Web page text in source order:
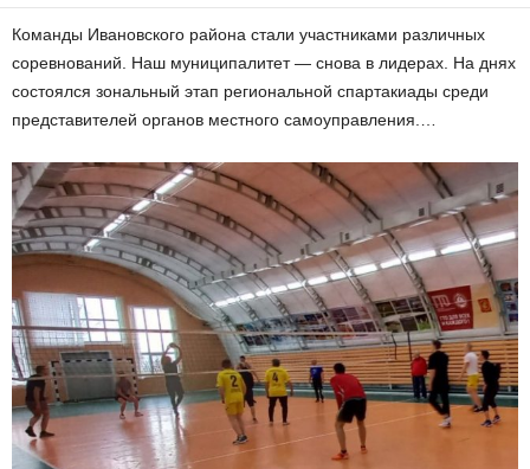
Команды Ивановского района стали участниками различных
соревнований. Наш муниципалитет — снова в лидерах. На днях
состоялся зональный этап региональной спартакиады среди
представителей органов местного самоуправления.…